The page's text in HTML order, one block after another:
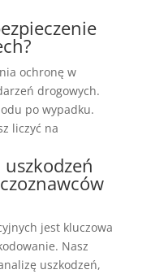
ochronę w
drogowych.
po wypadku.
liczyć na
uszkodzeń
jest kluczowa
Nasz
uszkodzeń,